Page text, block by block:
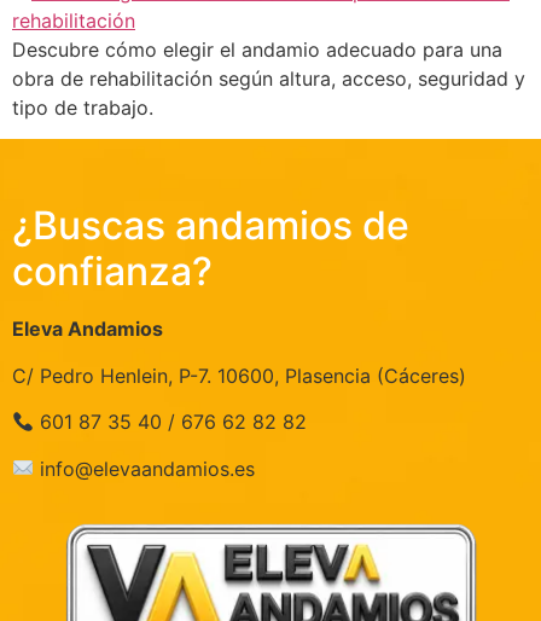
Descubre cómo elegir el andamio adecuado para una
obra de rehabilitación según altura, acceso, seguridad y
tipo de trabajo.
¿Buscas andamios de
confianza?
Eleva Andamios
C/ Pedro Henlein, P-7. 10600, Plasencia (Cáceres)
601 87 35 40 / 676 62 82 82
info@elevaandamios.es